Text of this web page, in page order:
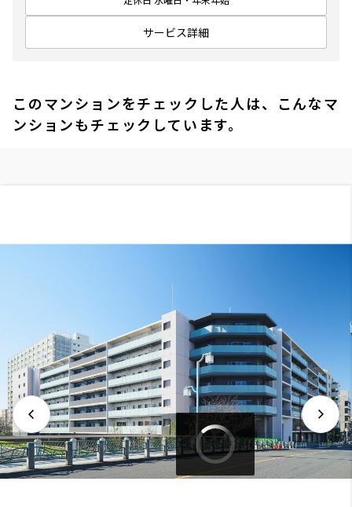
サービス詳細
このマンションをチェックした人は、こんなマ
ンションもチェックしています。